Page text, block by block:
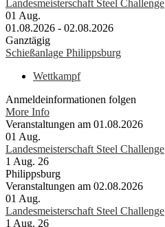
Landesmeisterschaft Steel Challenge
01 Aug.
01.08.2026 - 02.08.2026
Ganztägig
Schießanlage Philippsburg
Wettkampf
Anmeldeinformationen folgen
More Info
Veranstaltungen am 01.08.2026
01 Aug.
Landesmeisterschaft Steel Challenge
1 Aug. 26
Philippsburg
Veranstaltungen am 02.08.2026
01 Aug.
Landesmeisterschaft Steel Challenge
1 Aug. 26